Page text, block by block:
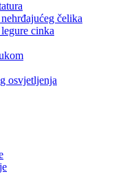
čelika
cinka
osvjetljenja